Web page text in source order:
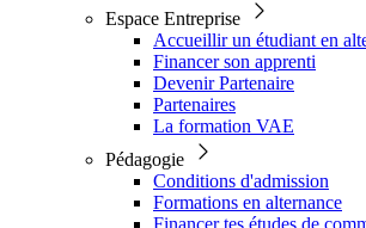
Espace Entreprise
Accueillir un étudiant en
Financer son apprenti
Devenir Partenaire
Partenaires
La formation VAE
Pédagogie
Conditions d'admission
Formations en alternance
Financer tes études de